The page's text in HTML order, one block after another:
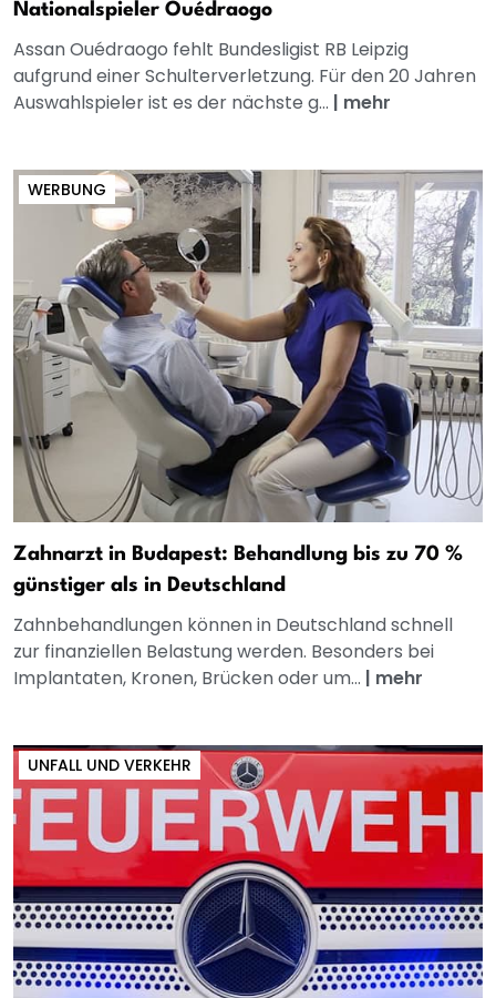
Nationalspieler Ouédraogo
Assan Ouédraogo fehlt Bundesligist RB Leipzig
aufgrund einer Schulterverletzung. Für den 20 Jahren
Auswahlspieler ist es der nächste g... | mehr
WERBUNG
Zahnarzt in Budapest: Behandlung bis zu 70 %
günstiger als in Deutschland
Zahnbehandlungen können in Deutschland schnell
zur finanziellen Belastung werden. Besonders bei
Implantaten, Kronen, Brücken oder um... | mehr
UNFALL UND VERKEHR